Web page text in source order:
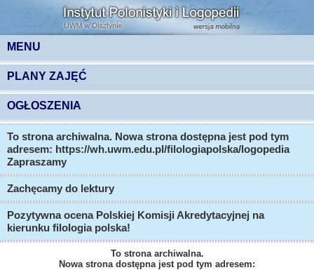
MENU
PLANY ZAJĘĆ
OGŁOSZENIA
To strona archiwalna. Nowa strona dostępna jest pod tym
adresem: https://wh.uwm.edu.pl/filologiapolska/logopedia
Zapraszamy
Zachęcamy do lektury
Pozytywna ocena Polskiej Komisji Akredytacyjnej na
kierunku filologia polska!
To strona archiwalna.
Nowa strona dostępna jest pod tym adresem: